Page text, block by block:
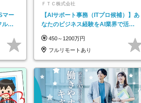
マー
ルリ
ＦＴＣ株式会社
【AIサポート事務（ITプロ候補）】あ
なたのビジネス経験をAI業界で活か
450～1200万円
フルリモートあり